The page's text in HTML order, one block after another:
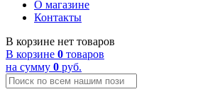
О магазине
Контакты
В корзине нет товаров
В корзине 0 товаров
на сумму 0 руб.